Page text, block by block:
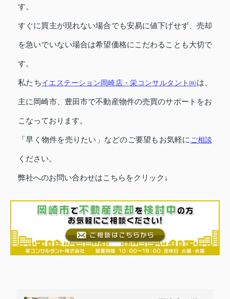
す。
すぐに買主が現れない場合でも安易に値下げせず、売却
を急いでいない場合は希望価格にこだわることも大切で
す。
私たちイエステーション岡崎店・栄コンサルタント㈱は、
主に岡崎市、豊田市で不動産物件の売買のサポートをお
こなっております。
「早く物件を売りたい」などのご要望もお気軽にご相談
ください。
弊社へのお問い合わせはこちらをクリック↓